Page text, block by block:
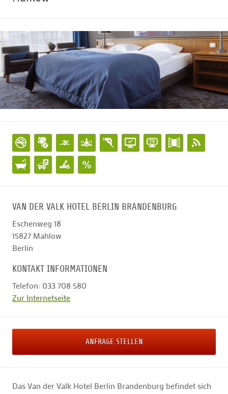
GOLF & WOMO
MALLORCA GOLFWOCHE
GOLF NEWS
VAN DER VALK HOTEL BERLIN BRANDENBURG
Eschenweg 18
15827 Mahlow
Berlin
KONTAKT INFORMATIONEN
Telefon: 033 708 580
Zur Internetseite
ANFRAGE STELLEN
Das Van der Valk Hotel Berlin Brandenburg befindet sich